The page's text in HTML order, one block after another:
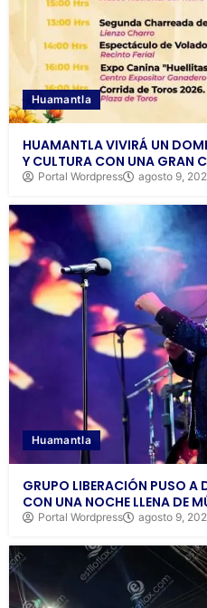
Huamantla
HUAMANTLA VIVIRÁ UN
Y CULTURA CON UNA GRAN
Portal Wordpress agosto 9,
Huamantla
GRUPO LIBERACIÓN PUSO A
CON UNA NOCHE LLENA DE
Portal Wordpress agosto 9,